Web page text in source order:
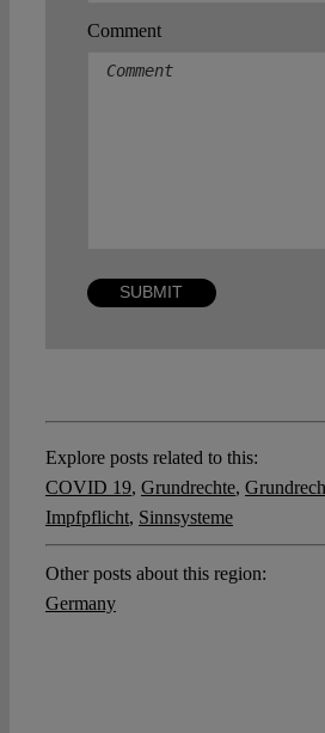
Comment
Explore posts related to this:
COVID 19, Grundrechte,
Impfpflicht, Sinnsysteme
Other posts about this region:
Germany